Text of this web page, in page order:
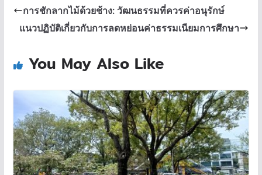
การชักลากไม้ด้วยช้าง: วัฒนธรรมที่ควรค่าอนุรักษ์
แนวปฏิบัติเกี่ยวกับการลดหย่อนค่าธรรมเนียมการศึกษา
You May Also Like